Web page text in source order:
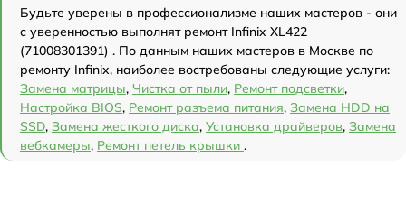
Будьте уверены в профессионализме наших мастеров - они
с уверенностью выполнят ремонт Infinix XL422
(71008301391) . По данным наших мастеров в Москве по
ремонту Infinix, наиболее востребованы следующие услуги:
Замена матрицы, Чистка от пыли, Ремонт подсветки,
Настройка BIOS, Ремонт разъема питания, Замена HDD на
SSD, Замена жесткого диска, Установка драйверов, Замена
вебкамеры, Ремонт петель крышки .